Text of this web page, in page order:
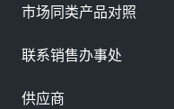
市场同类产品对照
联系销售办事处
供应商